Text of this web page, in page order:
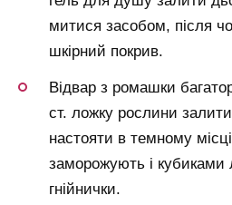
митися засобом, після
шкірний покрив.
Відвар з ромашки
ст. ложку рослини
настояти в темному
заморожують і кубиками
гнійнички.